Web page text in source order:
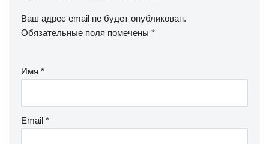
Ваш адрес email не будет опубликован.
Обязательные поля помечены *
Имя *
Email *